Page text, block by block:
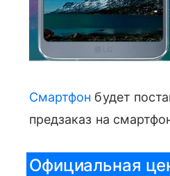
Смартфон будет
предзаказ на
Официальная